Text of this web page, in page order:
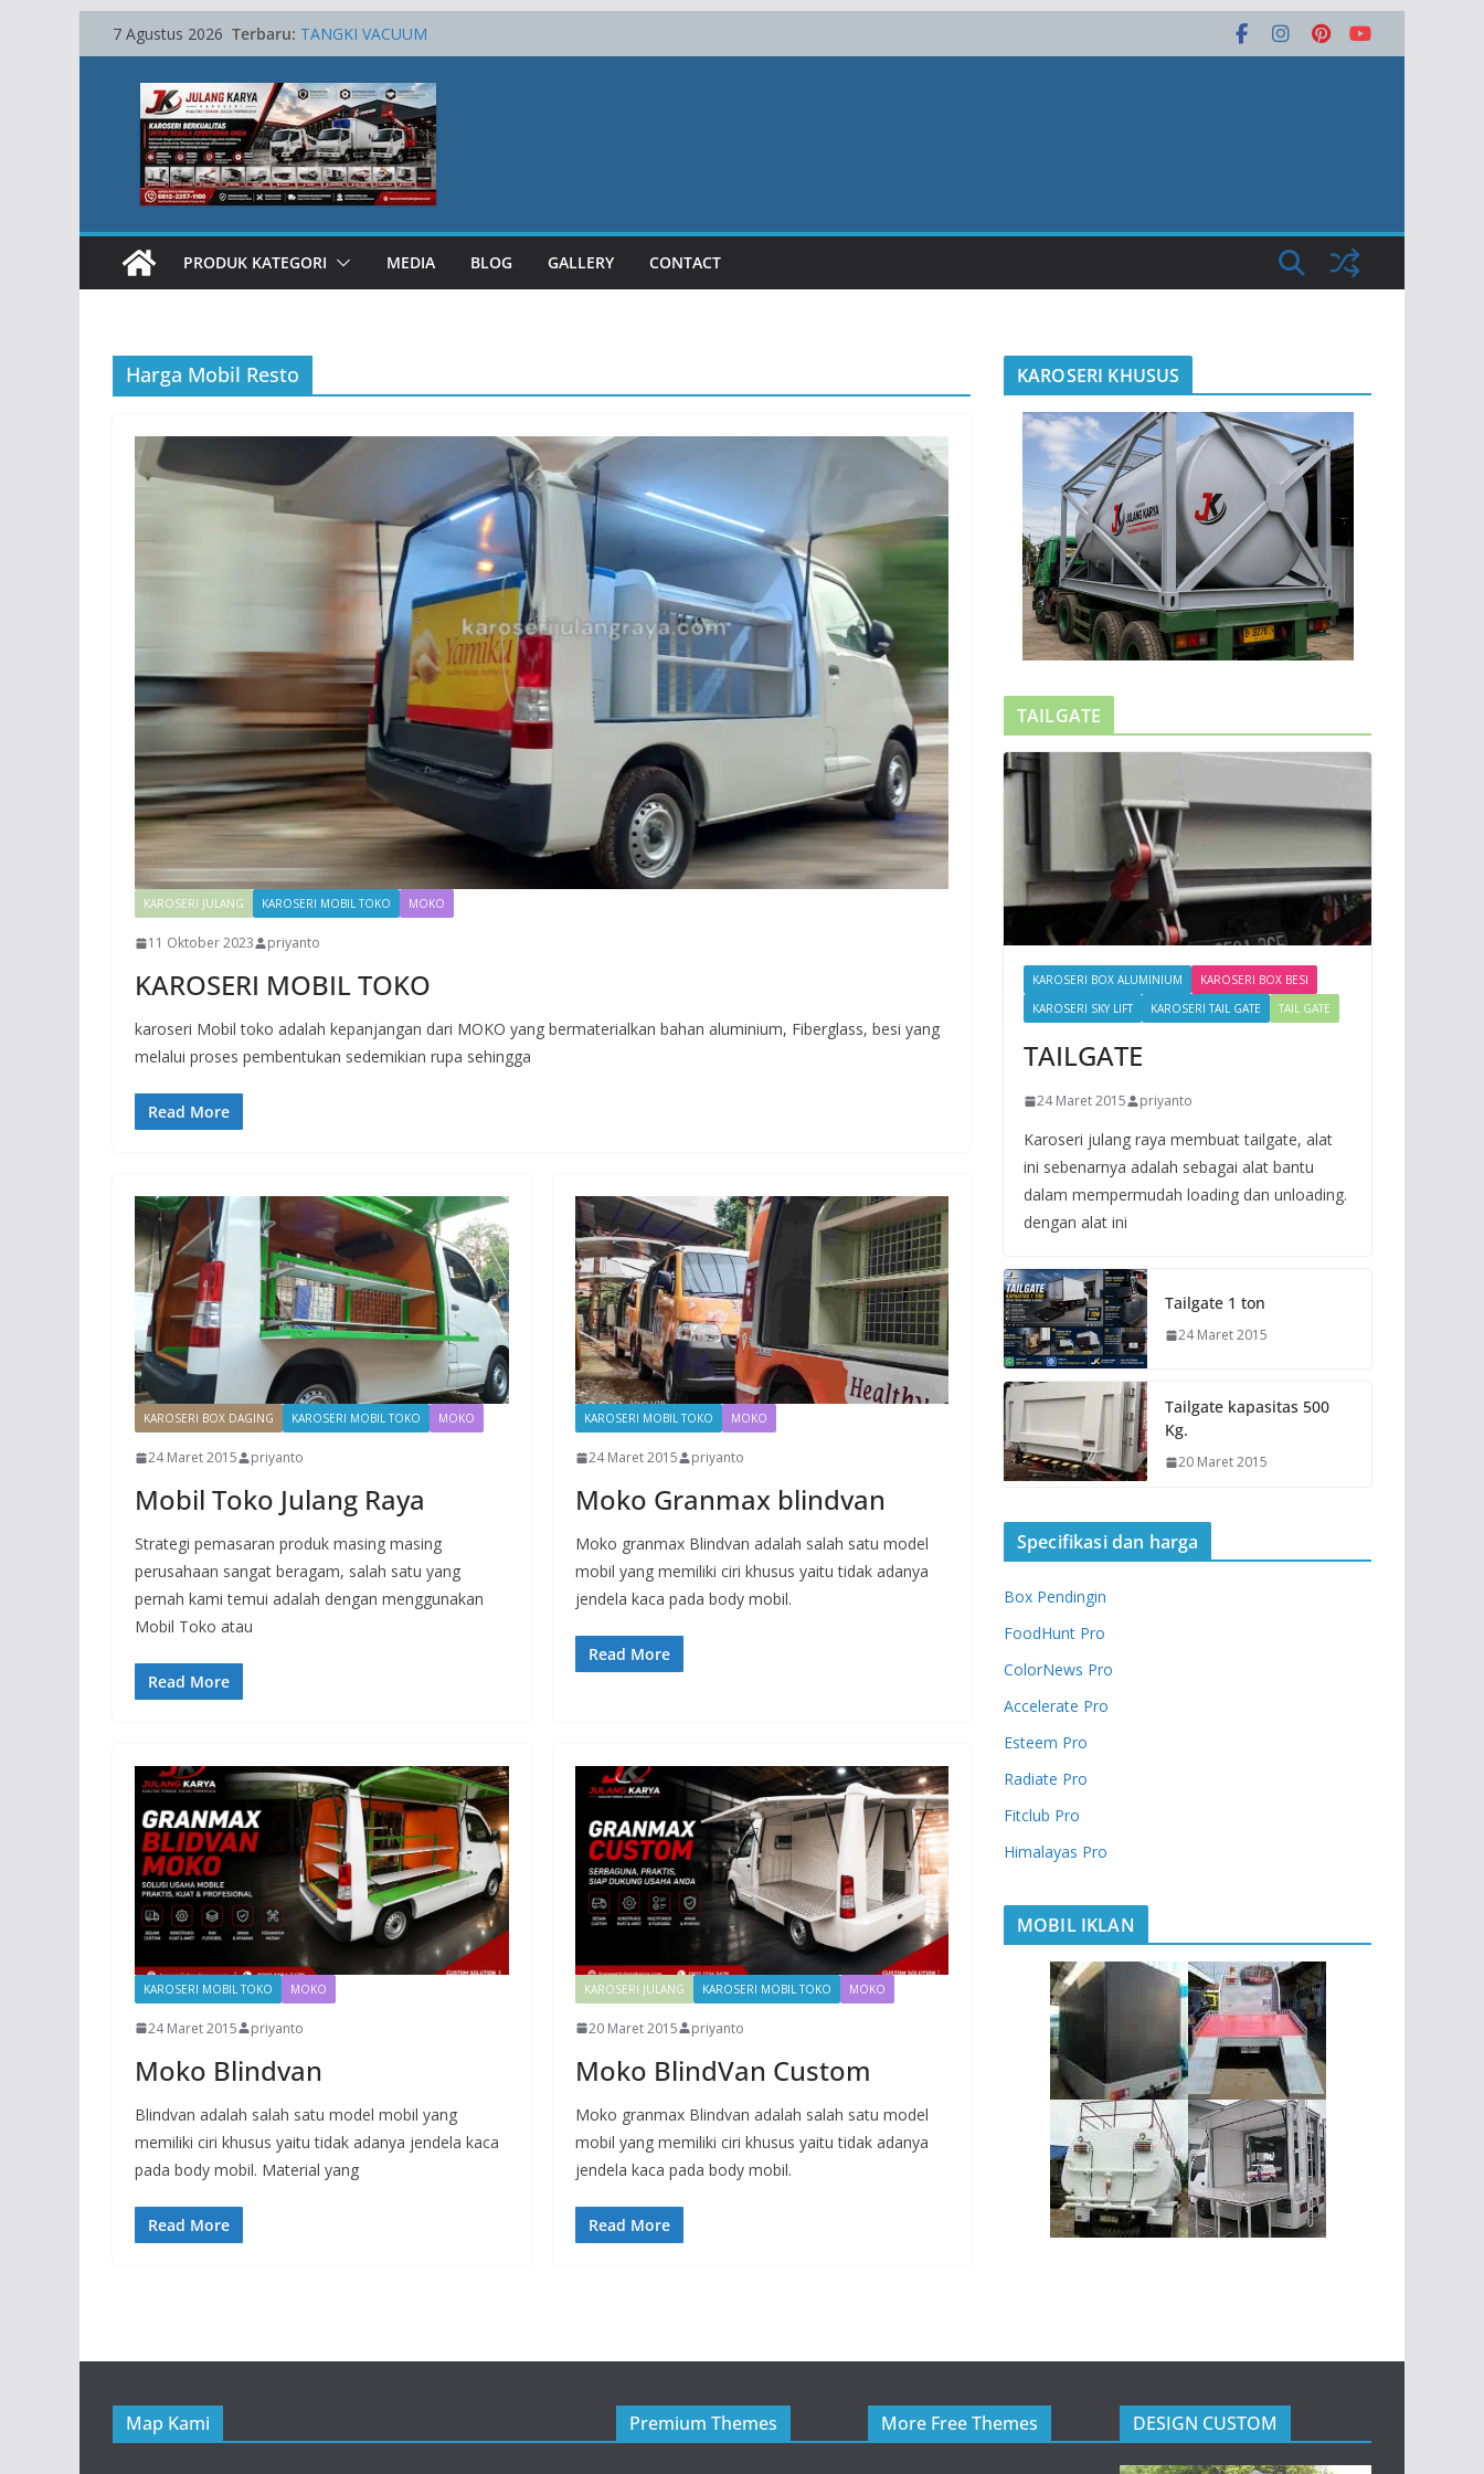
to
content
7 Agustus 2026 Terbaru: TANGKI VACUUM
SKYLIFT AWP 15 METER
Karoseri Lube Service Truck Berkualitas | Julang Karya
TRUCK CRANE
PRODUK KATEGORI MEDIA BLOG GALLERY CONTACT
Harga Mobil Resto
KAROSERI JULANG KAROSERI MOBIL TOKO MOKO
11 Oktober 2023 priyanto
KAROSERI MOBIL TOKO
karoseri Mobil toko adalah kepanjangan dari MOKO yang bermaterialkan bahan aluminium, Fiberglass, besi yang
melalui proses pembentukan sedemikian rupa sehingga
Read More
KAROSERI BOX DAGING KAROSERI MOBIL TOKO MOKO
24 Maret 2015 priyanto
Mobil Toko Julang Raya
Strategi pemasaran produk masing masing
perusahaan sangat beragam, salah satu yang
pernah kami temui adalah dengan menggunakan
Mobil Toko atau
Read More
KAROSERI MOBIL TOKO MOKO
24 Maret 2015 priyanto
Moko Granmax blindvan
Moko granmax Blindvan adalah salah satu model
mobil yang memiliki ciri khusus yaitu tidak adanya
jendela kaca pada body mobil.
Read More
KAROSERI MOBIL TOKO MOKO
24 Maret 2015 priyanto
Moko Blindvan
Blindvan adalah salah satu model mobil yang
memiliki ciri khusus yaitu tidak adanya jendela kaca
pada body mobil. Material yang
Read More
KAROSERI JULANG KAROSERI MOBIL TOKO MOKO
20 Maret 2015 priyanto
Moko BlindVan Custom
Moko granmax Blindvan adalah salah satu model
mobil yang memiliki ciri khusus yaitu tidak adanya
jendela kaca pada body mobil.
Read More
KAROSERI KHUSUS
TAILGATE
KAROSERI BOX ALUMINIUM
KAROSERI BOX BESI
KAROSERI SKY LIFT
KAROSERI TAIL GATE TAIL GATE
TAILGATE
24 Maret 2015 priyanto
Karoseri julang raya membuat tailgate, alat
ini sebenarnya adalah sebagai alat bantu
dalam mempermudah loading dan unloading.
dengan alat ini
Tailgate 1 ton
24 Maret 2015
Tailgate kapasitas 500
Kg.
20 Maret 2015
Specifikasi dan harga
Box Pendingin
FoodHunt Pro
ColorNews Pro
Accelerate Pro
Esteem Pro
Radiate Pro
Fitclub Pro
Himalayas Pro
MOBIL IKLAN
Map Kami Premium Themes More Free Themes DESIGN CUSTOM